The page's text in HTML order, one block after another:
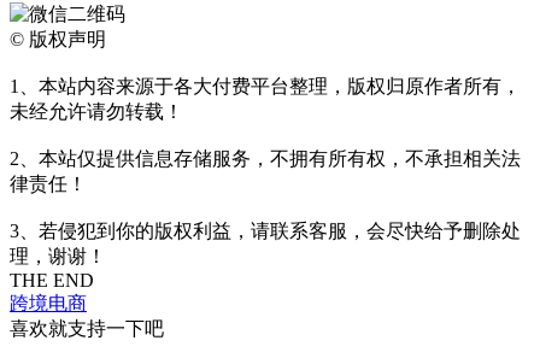
© 版权声明
1、本站内容来源于各大付费平台整理，版权归原作者所有，
未经允许请勿转载！
2、本站仅提供信息存储服务，不拥有所有权，不承担相关法
律责任！
3、若侵犯到你的版权利益，请联系客服，会尽快给予删除处
理，谢谢！
THE END
跨境电商
喜欢就支持一下吧